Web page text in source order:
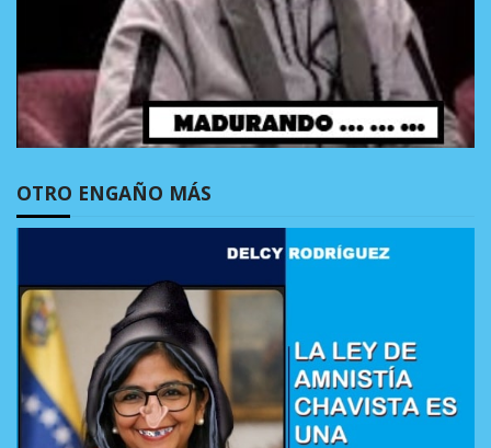
OTRO ENGAÑO MÁS